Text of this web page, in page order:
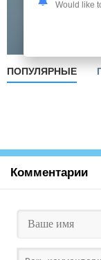
ПОПУЛЯРНЫЕ
Комментарии
Would like